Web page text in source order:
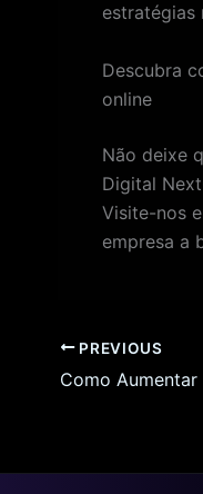
estratégias
Descubra
online
Não deixe
Digital
Visite-nos
empresa a
PREVIOUS